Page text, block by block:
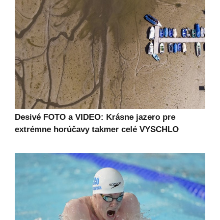
Desivé FOTO a VIDEO: Krásne jazero pre
extrémne horúčavy takmer celé VYSCHLO